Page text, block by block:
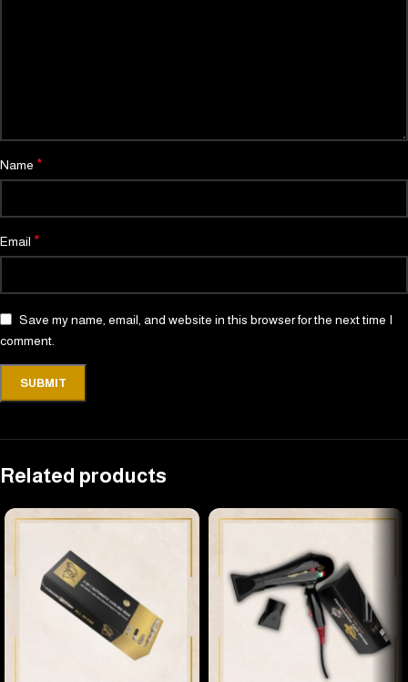
Name *
Email *
Save my name, email, and website in this browser for the next time I
comment.
Related products